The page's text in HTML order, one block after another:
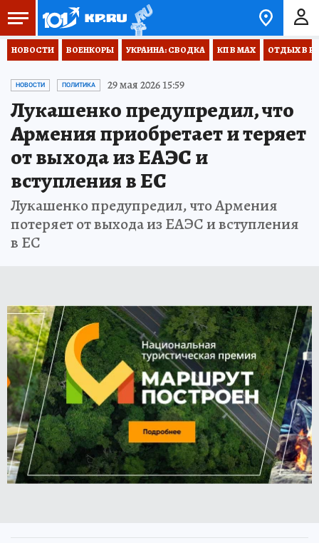
НОВОСТИ ВОЕНКОРЫ УКРАИНА: СВОДКА КП В МАХ ОТДЫХ В
НОВОСТИ ПОЛИТИКА 29 мая 2026 15:59
Лукашенко предупредил, что
Армения приобретает и теряет
от выхода из ЕАЭС и
вступления в ЕС
Лукашенко предупредил, что Армения
потеряет от выхода из ЕАЭС и вступления
в ЕС